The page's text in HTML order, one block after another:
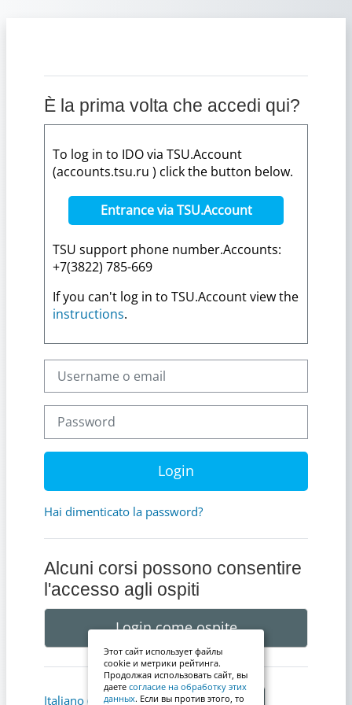
È la prima volta che accedi qui?
To log in to IDO via TSU.Account
(accounts.tsu.ru ) click the button below.
Entrance via TSU.Account
TSU support phone number.Accounts:
+7(3822) 785-669
If you can't log in to TSU.Account view the
instructions.
Login
Hai dimenticato la password?
Alcuni corsi possono consentire
l'accesso agli ospiti
Login come ospite
Italiano ‎(it)‎ Informativa cookie
Этот сайт использует файлы
cookie и метрики рейтинга.
Продолжая использовать сайт, вы
даете согласие на обработку этих
данных. Если вы против этого, то